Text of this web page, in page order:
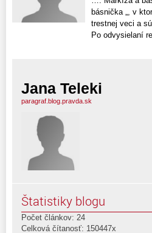
básnička „, v
trestnej veci a
Po odvysielaní
Jana Teleki
paragraf.blog.pravda.sk
Štatistiky blogu
Počet článkov: 24
Celková čítanosť: 150447x